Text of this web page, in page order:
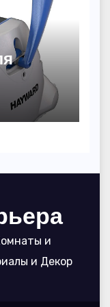
7
и
и Декор